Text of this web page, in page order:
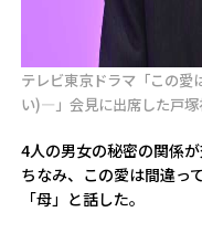
テレビ東京ドラマ「この
い)―」会見に出席した戸
4人の男女の秘密の関係
ちなみ、この愛は間違っ
「母」と話した。